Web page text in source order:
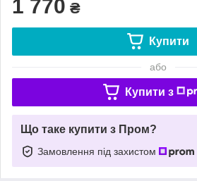
1 770 ₴
Купити
або
Купити з
Що таке купити з Пром?
Замовлення під захистом